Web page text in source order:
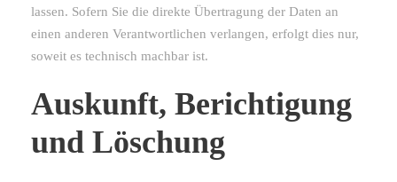
lassen. Sofern Sie die direkte Übertragung der Daten an
einen anderen Verantwortlichen verlangen, erfolgt dies nur,
soweit es technisch machbar ist.
Auskunft, Berichtigung
und Löschung